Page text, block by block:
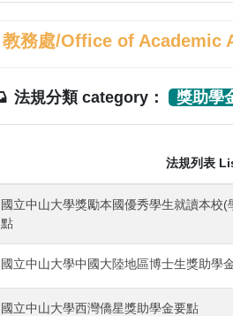
教務處/Office of Academic
法規分類 category： 獎助學
法規列表
國立中山大學獎勵本國優秀學生就讀本校
點
國立中山大學中國大陸地區博士生獎助學
國立中山大學西灣僑星獎助學金要點